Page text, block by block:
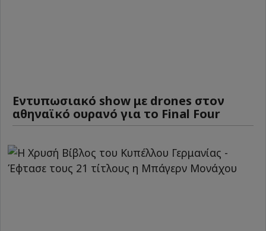
Εντυπωσιακό show με drones στον
αθηναϊκό ουρανό για το Final Four